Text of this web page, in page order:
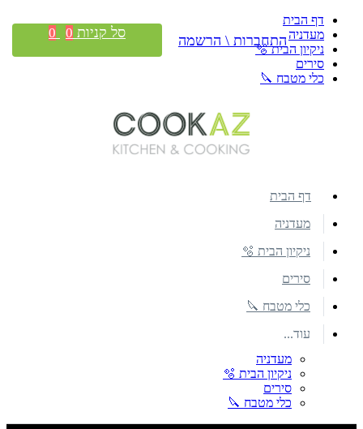
דף הבית
מעדניה
ניקיון הבית 🫧
סירים
כלי מטבח 🔪
התחברות \ הרשמה סל קניות 0
0
דף הבית
מעדניה
ניקיון הבית 🫧
סירים
כלי מטבח 🔪
עוד...
מעדניה
ניקיון הבית 🫧
סירים
כלי מטבח 🔪